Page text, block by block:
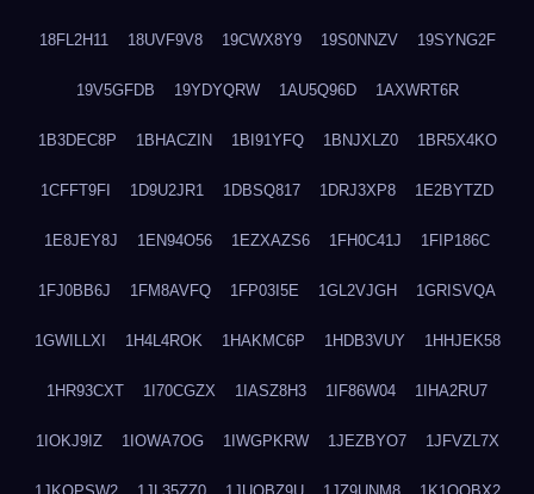
18FL2H11 18UVF9V8 19CWX8Y9 19S0NNZV 19SYNG2F
19V5GFDB 19YDYQRW 1AU5Q96D 1AXWRT6R
1B3DEC8P 1BHACZIN 1BI91YFQ 1BNJXLZ0 1BR5X4KO
1CFFT9FI 1D9U2JR1 1DBSQ817 1DRJ3XP8 1E2BYTZD
1E8JEY8J 1EN94O56 1EZXAZS6 1FH0C41J 1FIP186C
1FJ0BB6J 1FM8AVFQ 1FP03I5E 1GL2VJGH 1GRISVQA
1GWILLXI 1H4L4ROK 1HAKMC6P 1HDB3VUY 1HHJEK58
1HR93CXT 1I70CGZX 1IASZ8H3 1IF86W04 1IHA2RU7
1IOKJ9IZ 1IOWA7OG 1IWGPKRW 1JEZBYO7 1JFVZL7X